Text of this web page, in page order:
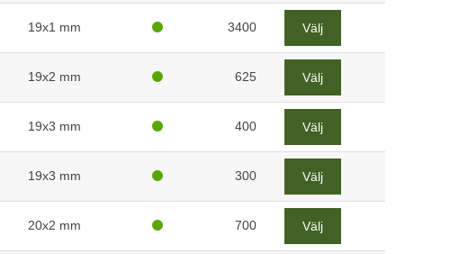
19x1 mm 3400 Välj
19x2 mm 625 Välj
19x3 mm 400 Välj
19x3 mm 300 Välj
20x2 mm 700 Välj